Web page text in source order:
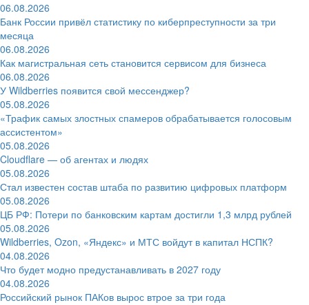
06.08.2026
Банк России привёл статистику по киберпреступности за три
месяца
06.08.2026
Как магистральная сеть становится сервисом для бизнеса
06.08.2026
У Wildberries появится свой мессенджер?
05.08.2026
«Трафик самых злостных спамеров обрабатывается голосовым
ассистентом»
05.08.2026
Cloudflare — об агентах и людях
05.08.2026
Стал известен состав штаба по развитию цифровых платформ
05.08.2026
ЦБ РФ: Потери по банковским картам достигли 1,3 млрд рублей
05.08.2026
Wildberries, Ozon, «Яндекс» и МТС войдут в капитал НСПК?
04.08.2026
Что будет модно предустанавливать в 2027 году
04.08.2026
Российский рынок ПАКов вырос втрое за три года